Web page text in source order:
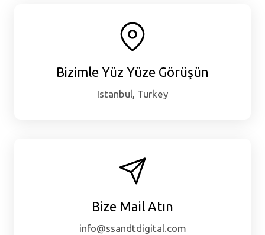
Bizimle Yüz Yüze Görüşün
Istanbul, Turkey
Bize Mail Atın
info@ssandtdigital.com